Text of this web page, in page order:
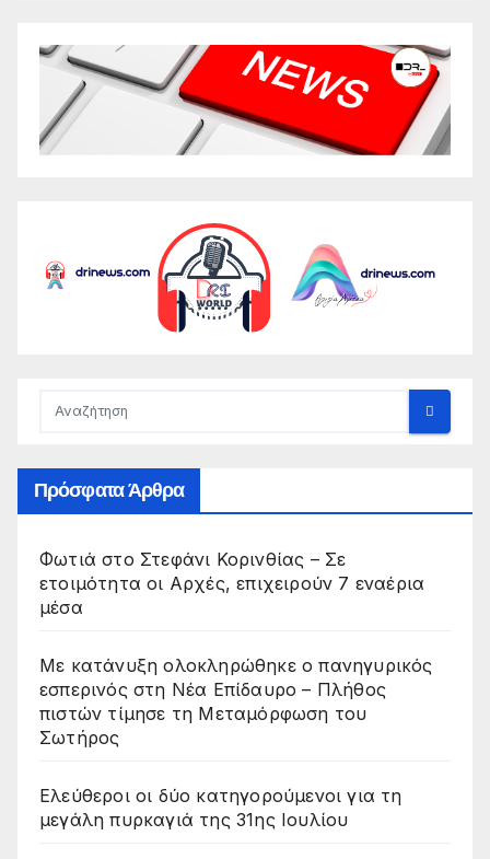
Πρόσφατα Άρθρα
Φωτιά στο Στεφάνι Κορινθίας – Σε
ετοιμότητα οι Αρχές, επιχειρούν 7 εναέρια
μέσα
Με κατάνυξη ολοκληρώθηκε ο πανηγυρικός
εσπερινός στη Νέα Επίδαυρο – Πλήθος
πιστών τίμησε τη Μεταμόρφωση του
Σωτήρος
Ελεύθεροι οι δύο κατηγορούμενοι για τη
μεγάλη πυρκαγιά της 31ης Ιουλίου